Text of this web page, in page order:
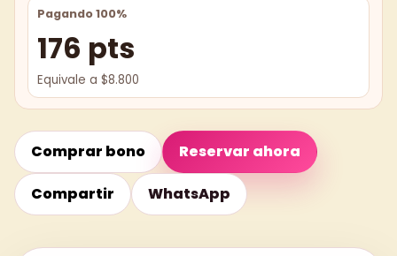
Pagando 100%
176 pts
Equivale a $8.800
Comprar bono Reservar ahora
Compartir WhatsApp